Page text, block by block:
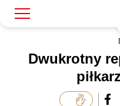
KlubDwukrotny